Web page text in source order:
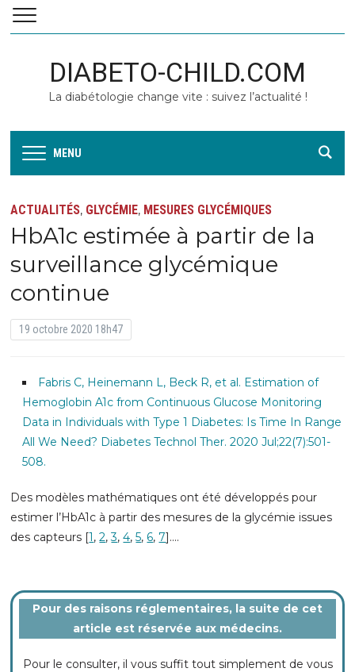
DIABETO-CHILD.COM
La diabétologie change vite : suivez l’actualité !
MENU
ACTUALITÉS, GLYCÉMIE, MESURES GLYCÉMIQUES
HbA1c estimée à partir de la
surveillance glycémique
continue
19 octobre 2020 18h47
Fabris C, Heinemann L, Beck R, et al. Estimation of
Hemoglobin A1c from Continuous Glucose Monitoring
Data in Individuals with Type 1 Diabetes: Is Time In Range
All We Need? Diabetes Technol Ther. 2020 Jul;22(7):501-
508.
Des modèles mathématiques ont été développés pour
estimer l’HbA1c à partir des mesures de la glycémie issues
des capteurs [1,2,3,4,5, 6,7]....
Pour des raisons réglementaires, la suite de cet
article est réservée aux médecins.
Pour le consulter, il vous suffit tout simplement de vous